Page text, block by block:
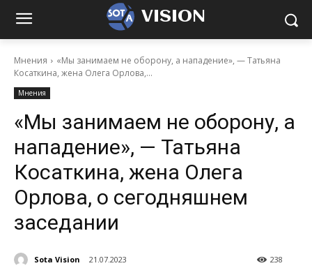
VISION
Мнения
«Мы занимаем не оборону, а нападение», — Татьяна
Косаткина, жена Олега Орлова,...
Мнения
«Мы занимаем не оборону, а
нападение», — Татьяна
Косаткина, жена Олега
Орлова, о сегодняшнем
заседании
Sota Vision 21.07.2023 238